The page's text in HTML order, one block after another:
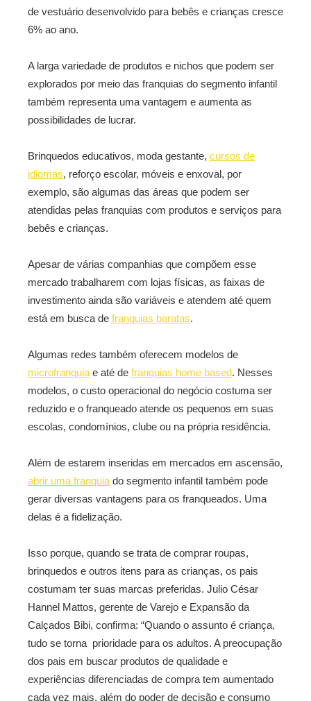
de vestuário desenvolvido para bebês e crianças cresce
6% ao ano.
A larga variedade de produtos e nichos que podem ser
explorados por meio das franquias do segmento infantil
também representa uma vantagem e aumenta as
possibilidades de lucrar.
Brinquedos educativos, moda gestante, cursos de
idiomas, reforço escolar, móveis e enxoval, por
exemplo, são algumas das áreas que podem ser
atendidas pelas franquias com produtos e serviços para
bebês e crianças.
Apesar de várias companhias que compõem esse
mercado trabalharem com lojas físicas, as faixas de
investimento ainda são variáveis e atendem até quem
está em busca de franquias baratas.
Algumas redes também oferecem modelos de
microfranquia e até de franquias home based. Nesses
modelos, o custo operacional do negócio costuma ser
reduzido e o franqueado atende os pequenos em suas
escolas, condomínios, clube ou na própria residência.
Além de estarem inseridas em mercados em ascensão,
abrir uma franquia do segmento infantil também pode
gerar diversas vantagens para os franqueados. Uma
delas é a fidelização.
Isso porque, quando se trata de comprar roupas,
brinquedos e outros itens para as crianças, os pais
costumam ter suas marcas preferidas. Julio César
Hannel Mattos, gerente de Varejo e Expansão da
Calçados Bibi, confirma: “Quando o assunto é criança,
tudo se torna prioridade para os adultos. A preocupação
dos pais em buscar produtos de qualidade e
experiências diferenciadas de compra tem aumentado
cada vez mais, além do poder de decisão e consumo